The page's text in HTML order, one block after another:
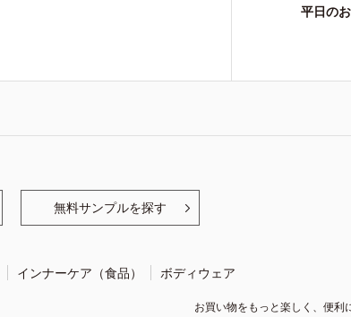
平日の
無料サンプルを探す
インナーケア（食品） ボディウェア
お買い物をもっと楽しく、便利